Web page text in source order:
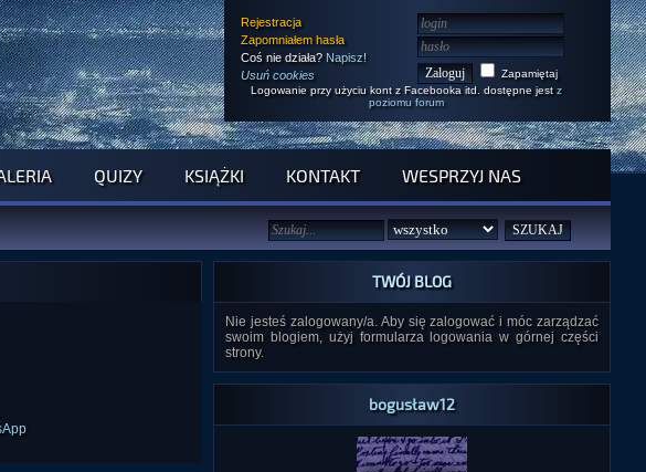
Rejestracja
Zapomniałem hasła
Coś nie działa? Napisz!
Usuń cookies
Zapamiętaj
Logowanie przy użyciu kont z Facebooka itd. dostępne jest z
poziomu forum
QUIZY KSIĄŻKI KONTAKT WESPRZYJ NAS
TWÓJ BLOG
Nie jesteś zalogowany/a. Aby się zalogować i móc zarządzać
swoim blogiem, użyj formularza logowania w górnej części
strony.
bogusław12